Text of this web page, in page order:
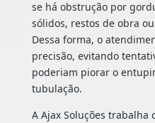
se há obstrução por
sólidos, restos de obra
Dessa forma, o
precisão, evitando
poderiam piorar o
tubulação.
A Ajax Soluções trabalha